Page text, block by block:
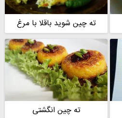
ستاره و سارا
ته چین شوید باقلا با مرغ
ته چین انگشتی